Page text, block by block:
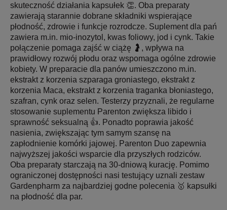
skuteczność działania kapsułek 👏. Oba preparaty
zawierają starannie dobrane składniki wspierające
płodność, zdrowie i funkcje rozrodcze. Suplement dla pań
zawiera m.in. mio-inozytol, kwas foliowy, jod i cynk. Takie
połączenie pomaga zajść w ciążę 🤰, wpływa na
prawidłowy rozwój płodu oraz wspomaga ogólne zdrowie
kobiety. W preparacie dla panów umieszczono m.in.
ekstrakt z korzenia szparaga groniastego, ekstrakt z
korzenia Maca, ekstrakt z korzenia traganka błoniastego,
szafran, cynk oraz selen. Testerzy przyznali, że regularne
stosowanie suplementu Parenton zwiększa libido i
sprawność seksualną 👍. Ponadto poprawia jakość
nasienia, zwiększając tym samym szansę na
zapłodnienie komórki jajowej. Parenton Duo zapewnia
najwyższej jakości wsparcie dla przyszłych rodziców.
Oba preparaty starczają na 30-dniową kurację. Pomimo
ograniczonej dostępności nasi testujący uznali zestaw
Gardenpharm za najbardziej godne polecenia 🥇 kapsułki
na płodność dla par.